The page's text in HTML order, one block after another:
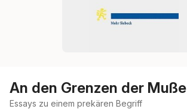
An den Grenzen der Muße
Essays zu einem prekären Begriff